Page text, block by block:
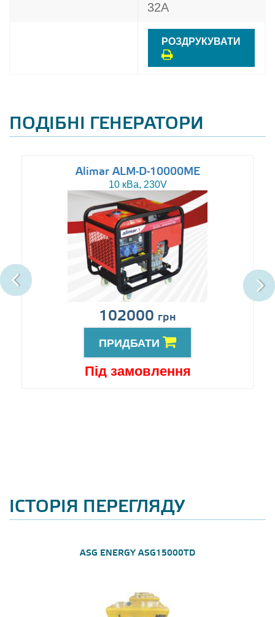
32A
РОЗДРУКУВАТИ
ПОДІБНІ ГЕНЕРАТОРИ
Alimar ALM-D-10000ME
10 кВа, 230V
102000 грн
ПРИДБАТИ
Під замовлення
ІСТОРІЯ ПЕРЕГЛЯДУ
ASG ENERGY ASG15000TD